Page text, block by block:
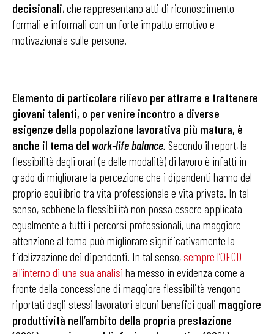
decisionali, che rappresentano atti di riconoscimento
formali e informali con un forte impatto emotivo e
motivazionale sulle persone.
Elemento di particolare rilievo per attrarre e trattenere
giovani talenti, o per venire incontro a diverse
esigenze della popolazione lavorativa più matura, è
anche il tema del work-life balance. Secondo il report, la
flessibilità degli orari (e delle modalità) di lavoro è infatti in
grado di migliorare la percezione che i dipendenti hanno del
proprio equilibrio tra vita professionale e vita privata. In tal
senso, sebbene la flessibilità non possa essere applicata
egualmente a tutti i percorsi professionali, una maggiore
attenzione al tema può migliorare significativamente la
fidelizzazione dei dipendenti. In tal senso, sempre l’OECD
all’interno di una sua analisi ha messo in evidenza come a
fronte della concessione di maggiore flessibilità vengono
riportati dagli stessi lavoratori alcuni benefici quali maggiore
produttività nell’ambito della propria prestazione